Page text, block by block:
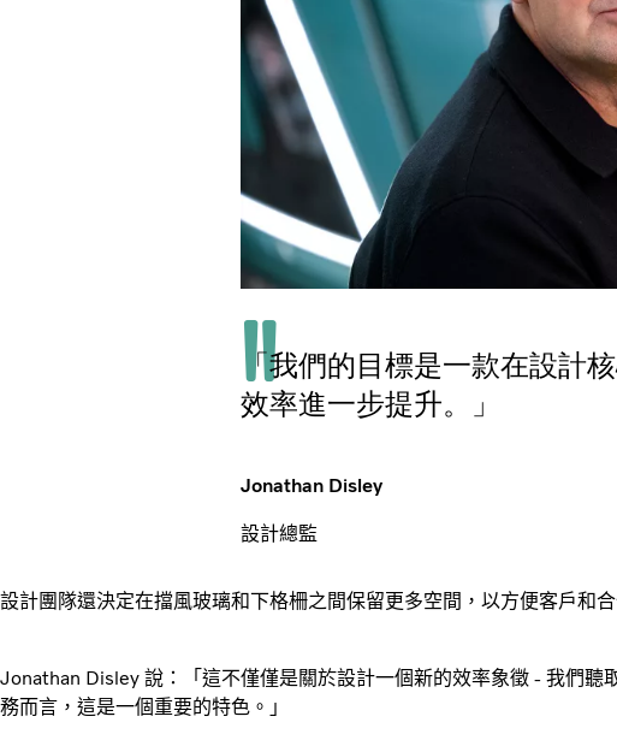
「我們的目標是一款在設計
效率進一步提升。」
Jonathan Disley
設計總監
設計團隊還決定在擋風玻璃和下格柵之間保留更多空間，以方便客戶和
Jonathan Disley 說：「這不僅僅是關於設計一個新的效率象徵 - 我們聽
務而言，這是一個重要的特色。」